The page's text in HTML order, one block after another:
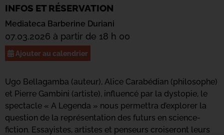
INFOS ET RÉSERVATION
Mediateca Barberine Duriani
07.03.2026 à partir de 18 h 00
Ajouter au calendrier
Ugo Bellagamba (auteur), Alice Carabédian (philosophe)
et Pierre Gambini (artiste), influencé par la dystopie, le
spectacle « A Legenda » nous permettra d’explorer la
question de la représentation des futurs en science-
fiction. Essayistes, artistes et penseurs croiseront leurs